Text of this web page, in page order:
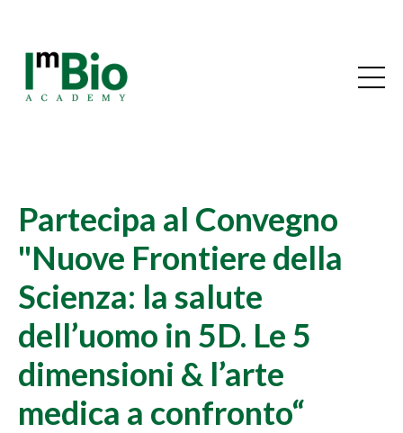
Partecipa al Convegno
"Nuove Frontiere della
Scienza: la salute
dell’uomo in 5D. Le 5
dimensioni & l’arte
medica a confronto“